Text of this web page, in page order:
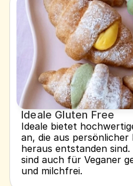
Ideale Gluten Free
Ideale bietet
an, die aus
heraus entstanden
sind auch für Veganer
und milchfrei.